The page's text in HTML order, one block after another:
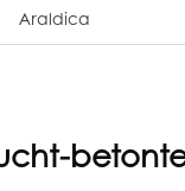
Araldica